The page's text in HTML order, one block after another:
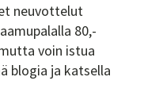
neuvottelut
80,-
voin istua
blogia ja katsella